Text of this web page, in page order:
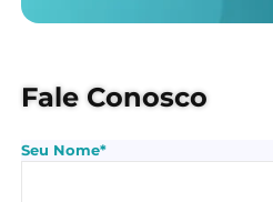
Fale Conosco
Seu Nome*